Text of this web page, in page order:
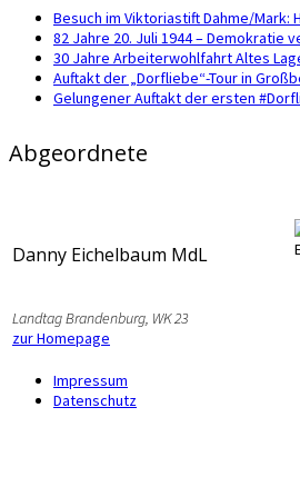
Besuch im Viktoriastift Dahme/
82 Jahre 20. Juli 1944 – Demokratie
30 Jahre Arbeiterwohlfahrt Altes
Auftakt der „Dorfliebe“-Tour in
Gelungener Auftakt der ersten
Abgeordnete
Danny Eichelbaum MdL
Landtag Brandenburg, WK 23
zur Homepage
Impressum
Datenschutz